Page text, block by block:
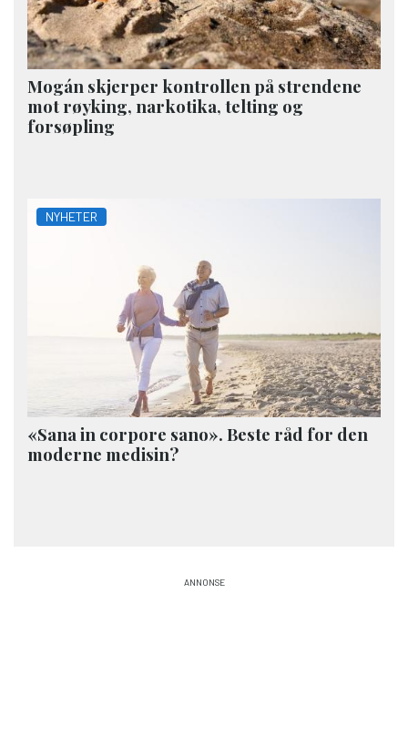
Mogán skjerper kontrollen på strendene
mot røyking, narkotika, telting og
forsøpling
NYHETER
«Sana in corpore sano». Beste råd for den
moderne medisin?